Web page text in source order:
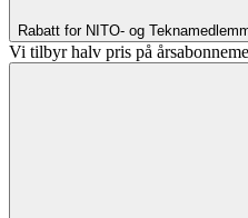
Rabatt for NITO- og
Vi tilbyr halv pris på